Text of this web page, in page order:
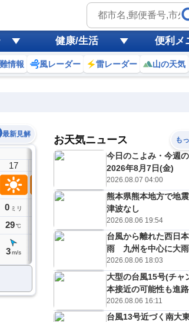
健康/生活 便利メ
情報 風レーダー 雷レーダー 山の天気
最新見解
17
0 ミリ
29℃
3 m/s
20
ミリ
26
m/s
21
0 ミリ
25
1m/s
22
25
1 m/s
お天気ニュース も
今日のこよみ・今週
2026年8月7日(金)
2026.08.07 04:00
熊本県熊本地方で地
津波なし
2026.08.06 19:54
台風から離れた西日
雨 九州を中心に大
2026.08.06 18:03
大型の台風15号(チ
本接近の可能性も進
2026.08.06 16:11
台風13号近づく南大